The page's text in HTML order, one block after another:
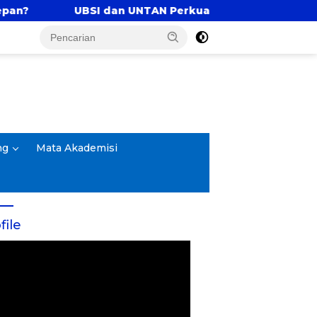
dan UNTAN Perkuat Tri Dharma Lewat Kolaborasi
Mata Akademisi